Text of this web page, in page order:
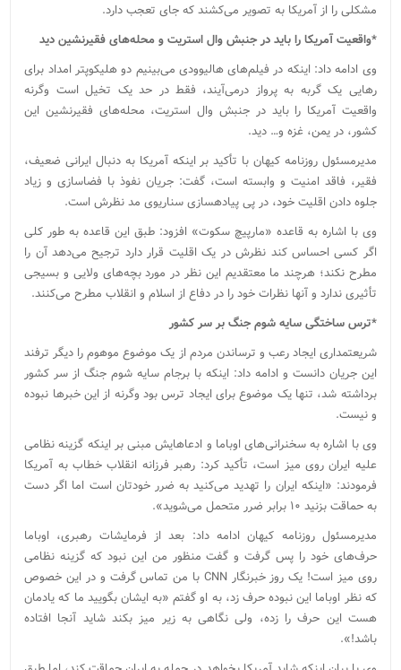
مشکلی را از آمریکا به تصویر می‌کشند که جای تعجب دارد.
*واقعیت آمریکا را باید در جنبش وال استریت و محله‌های فقیرنشین دید
وی ادامه داد: اینکه در فیلم‌های هالیوودی می‌بینیم دو هلیکوپتر امداد برای
رهایی یک گربه به پرواز درمی‌آیند، فقط در حد یک تخیل است وگرنه
واقعیت آمریکا را باید در جنبش وال استریت، محله‌های فقیرنشین این
کشور، در یمن، غزه و… دید.
مدیرمسئول روزنامه کیهان با تأکید بر اینکه آمریکا به دنبال ایرانی ضعیف،
فقیر، فاقد امنیت و وابسته است، گفت: جریان نفوذ با فضاسازی و زیاد
جلوه دادن اقلیت خود، در پی پیاده‎سازی سناریوی مد نظرش است.
وی با اشاره به قاعده «مارپیچ سکوت» افزود: طبق این قاعده به طور کلی
اگر کسی احساس کند نظرش در یک اقلیت قرار دارد ترجیح می‌دهد آن را
مطرح نکند؛ هرچند ما معتقدیم این نظر در مورد بچه‌های ولایی و بسیجی
تأثیری ندارد و آنها نظرات خود را در دفاع از اسلام و انقلاب مطرح می‌کنند.
*ترس ساختگی سایه شوم جنگ بر سر کشور
شریعتمداری ایجاد رعب و ترساندن مردم از یک موضوع موهوم را دیگر ترفند
این جریان دانست و ادامه داد: اینکه با برجام سایه شوم جنگ از سر کشور
برداشته شد، تنها یک موضوع برای ایجاد ترس بود وگرنه از این خبرها نبوده
و نیست.
وی با اشاره به سخنرانی‌های اوباما و ادعاهایش مبنی بر اینکه گزینه نظامی
علیه ایران روی میز است، تأکید کرد: رهبر فرزانه انقلاب خطاب به آمریکا
فرمودند: «اینکه ایران را تهدید می‌کنید به ضرر خودتان است اما اگر دست
به حماقت بزنید ۱۰ برابر ضرر متحمل می‌شوید».
مدیرمسئول روزنامه کیهان ادامه داد: بعد از فرمایشات رهبری، اوباما
حرف‌های خود را پس گرفت و گفت منظور من این نبود که گزینه نظامی
روی میز است! یک روز خبرنگار CNN با من تماس گرفت و در این خصوص
که نظر اوباما این نبوده حرف زد، به او گفتم «به ایشان بگویید ما که یادمان
هست این حرف را زده، ولی نگاهی به زیر میز بکند شاید آنجا افتاده
باشد!».